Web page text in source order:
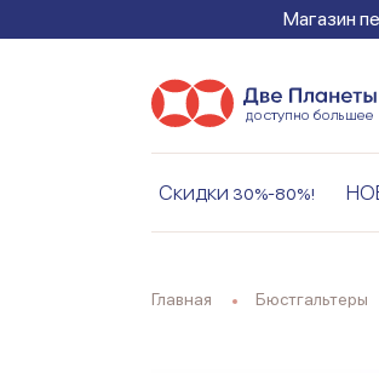
Магазин
Скидки 30%-80%!
Главная Бюстгальтеры